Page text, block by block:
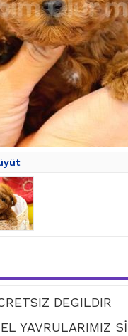
DEGILDIR
YAVRULARIMIZ